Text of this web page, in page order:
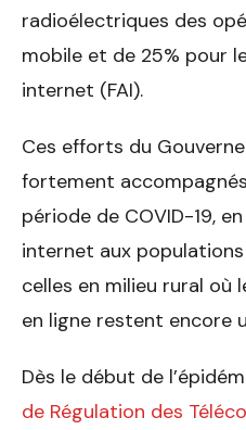
radioélectriques des
mobile et de 25% pour
internet (FAI).
Ces efforts du
fortement
période de COVID-19,
internet aux
celles en milieu rural où
en ligne restent encore
Dès le début de
de Régulation des